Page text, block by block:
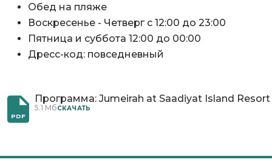
Обед на пляже
Воскресенье - Четверг с 12:00 до 23:00
Пятница и суббота 12:00 до 00:00
Дресс-код: повседневный
PDF
Программа: Jumeirah at Saadiyat Island Resort
5.1 МбCКАЧАТЬ